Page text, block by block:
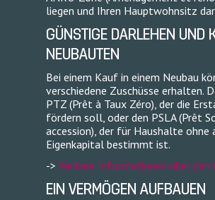
liegen und Ihren Hauptwohnsitz
GÜNSTIGE DARLEHEN UND
NEUBAUTEN
Bei einem Kauf in einem Neubau
verschiedene Zuschüsse erhalten.
PTZ (Prêt à Taux Zéro), der die
fördern soll, oder den PSLA (Prêt
accession), der für Haushalte ohne
Eigenkapital bestimmt ist.
-> Weitere Informationen über den
EIN VERMÖGEN AUFBAUEN